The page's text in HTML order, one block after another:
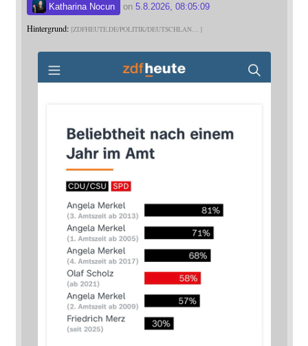
Katharina Nocun on 5.8.2026, 08:05:09
Hintergrund: ZDFHEUTE.DE/POLITIK/DEUTSCHLAN